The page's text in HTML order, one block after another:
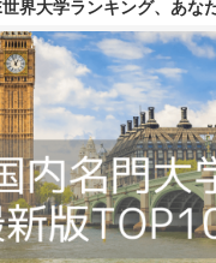
世界大学ランキング、あな